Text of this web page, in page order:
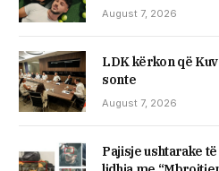
August 7, 2026
LDK kërkon që
sonte
August 7, 2026
Pajisje ushtarake